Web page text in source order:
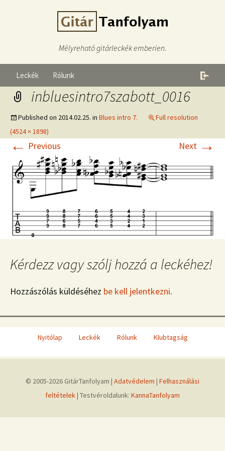
Mélyreható gitárleckék emberien.
Leckék Rólunk
inbluesintro7szabott_0016
Published on 2014.02.25. in Blues intro 7.
Full resolution
(4524 × 1898)
← Previous Next →
Kérdezz vagy szólj hozzá a leckéhez!
Hozzászólás küldéséhez be kell jelentkezni.
Nyitólap Leckék Rólunk Klubtagság
© 2005-2026 GitárTanfolyam | Adatvédelem | Felhasználási
feltételek| Testvéroldalunk: KannaTanfolyam